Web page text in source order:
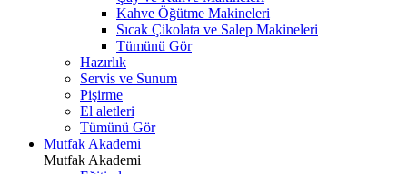
Kahve Öğütme Makineleri
Sıcak Çikolata ve Salep Makineleri
Tümünü Gör
Hazırlık
Servis ve Sunum
Pişirme
El aletleri
Tümünü Gör
Mutfak Akademi
Mutfak Akademi